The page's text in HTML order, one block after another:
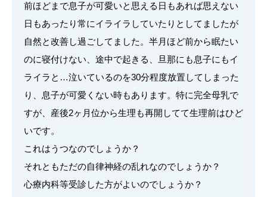
前ほどまで息子が可愛いと思える日もあれば思えない
日もあったり常にイライラしていたりとしてましたが
自然と改善し過ごしてました。半月ほど前から眠たい
のに寝付けない、途中で起きる、旦那にも息子にもイ
ライラと…泣いているのを30分程度放置してしまった
り、息子が可愛くない時もあります。特に完全母乳で
すが、産後2ヶ月位から生理も再開してて生理前はひど
いです。
これはうつなのでしょうか？
それともただの自律神経の乱れなのでしょうか？
心療内科等受診した方がよいのでしょうか？